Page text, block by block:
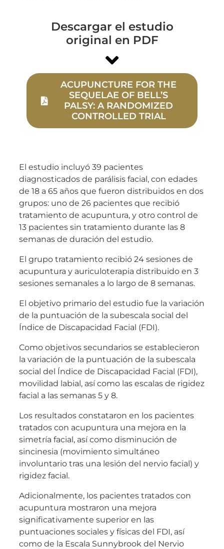
Descargar el estudio
original en PDF
ACUPUNCTURE FOR THE
SEQUELAE OF BELL’S
PALSY: A RANDOMIZED
CONTROLLED TRIAL
El estudio incluyó 39 pacientes
diagnosticados de parálisis facial, con edades
de 18 a 65 años que fueron distribuidos en dos
grupos: uno de 26 pacientes que recibió
tratamiento de acupuntura, y otro control de
13 pacientes sin tratamiento durante las 8
semanas de duración del estudio.
El grupo tratamiento recibió 24 sesiones de
acupuntura y auriculoterapia distribuido en 3
sesiones semanales a lo largo de 8 semanas.
El objetivo primario del estudio fue la variación
de la puntuación de la subescala social del
Índice de Discapacidad Facial (FDI).
Como objetivos secundarios se establecieron
la variación de la puntuación de la subescala
social del Índice de Discapacidad Facial (FDI),
movilidad labial, así como las escalas de rigidez
facial a las semanas 5 y 8.
Los resultados constataron en los pacientes
tratados con acupuntura una mejora en la
simetría facial, así como disminución de
sincinesia (movimiento simultáneo
involuntario tras una lesión del nervio facial) y
rigidez facial.
Adicionalmente, los pacientes tratados con
acupuntura mostraron una mejora
significativamente superior en las
puntuaciones sociales y físicas del FDI, así
como de la Escala Sunnybrook del Nervio